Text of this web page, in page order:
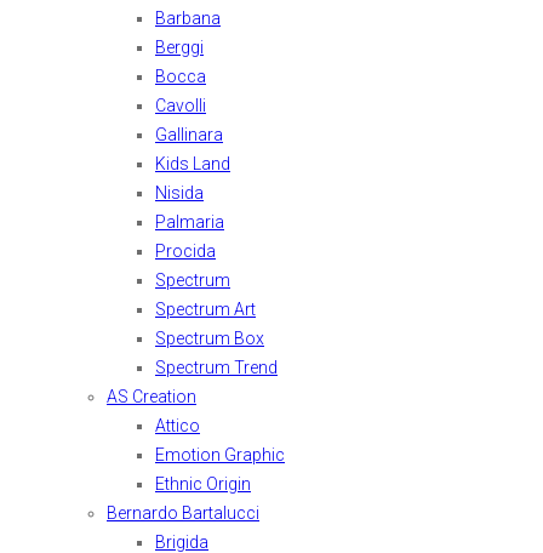
Barbana
Berggi
Bocca
Cavolli
Gallinara
Kids Land
Nisida
Palmaria
Procida
Spectrum
Spectrum Art
Spectrum Box
Spectrum Trend
AS Creation
Attico
Emotion Graphic
Ethnic Origin
Bernardo Bartalucci
Brigida